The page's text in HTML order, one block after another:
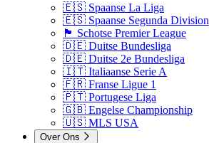
🇪🇸 Spaanse La Liga
🇪🇸 Spaanse Segunda Division
🏴󠁧󠁢󠁳󠁣󠁴󠁿 Schotse Premier League
🇩🇪 Duitse Bundesliga
🇩🇪 Duitse 2e Bundesliga
🇮🇹 Italiaanse Serie A
🇫🇷 Franse Ligue 1
🇵🇹 Portugese Liga
🇬🇧 Engelse Championship
🇺🇸 MLS USA
Over Ons